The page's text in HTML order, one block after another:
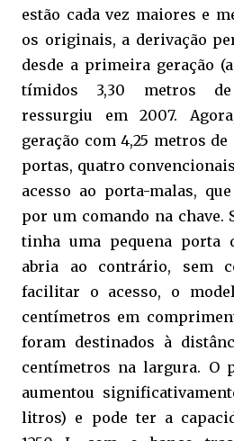
estão cada vez maiores e
os originais, a derivação
desde a primeira geração
tímidos 3,30 metros
ressurgiu em 2007.
geração com 4,25 metros
portas, quatro
acesso ao porta-malas,
por um comando na chave.
tinha uma pequena porta
abria ao contrário, sem
facilitar o acesso, o
centímetros em
foram destinados à
centímetros na largura. O
aumentou
litros) e pode ter a